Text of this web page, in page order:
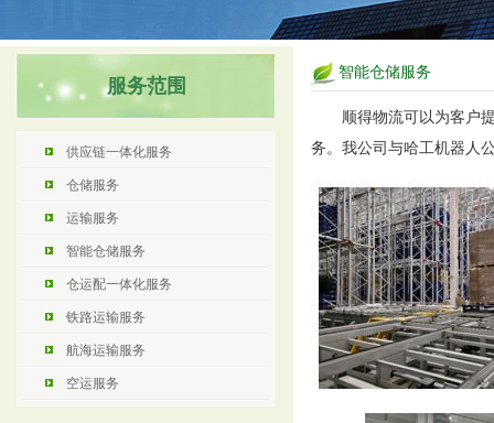
服务范围
供应链一体化服务
仓储服务
运输服务
智能仓储服务
仓运配一体化服务
铁路运输服务
航海运输服务
空运服务
智能仓储服务
顺得物流可以为客户
务。我公司与哈工机器人